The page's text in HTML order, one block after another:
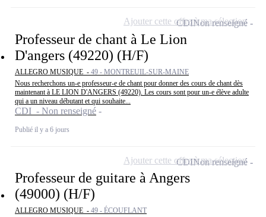
Professeur de chant à Le Lion
D'angers (49220) (H/F)
ALLEGRO MUSIQUE - 49 - MONTREUIL-SUR-MAINE
Nous recherchons un-e professeur-e de chant pour donner des cours de chant dès
maintenant à LE LION D'ANGERS (49220). Les cours sont pour un-e élève adulte
qui a un niveau débutant et qui souhaite...
CDI - Non renseigné
Publié il y a 6 jours
CDINon renseigné
Ajouter cette offre à ma sélection
Professeur de guitare à Angers
(49000) (H/F)
ALLEGRO MUSIQUE - 49 - ÉCOUFLANT
CDINon renseigné
Ajouter cette offre à ma sélection